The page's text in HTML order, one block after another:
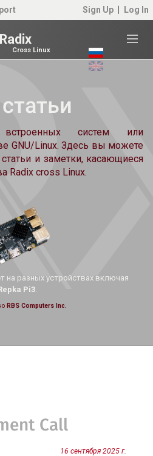
Sign Up Log In
Radix
Cross Linux
систем или
GNU/Linux. Здесь вы можете
и заметки, касающиеся
Radix cross Linux.
на разных устройствах включая
Pi3.
RBS Computers Inc.
Call
16 сентября 2025 г.